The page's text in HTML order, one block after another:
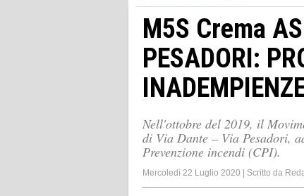
M5S Crema
PESADORI:
Nell'ottobre del 2019, il
di Via Dante – Via Pesadori,
Prevenzione incendi (CPI).
Mercoledì 22 Luglio 2020 | Scritto da